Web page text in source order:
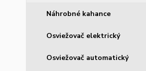
Náhrobné kahance
Osviežovač elektrický
Osviežovač automatický